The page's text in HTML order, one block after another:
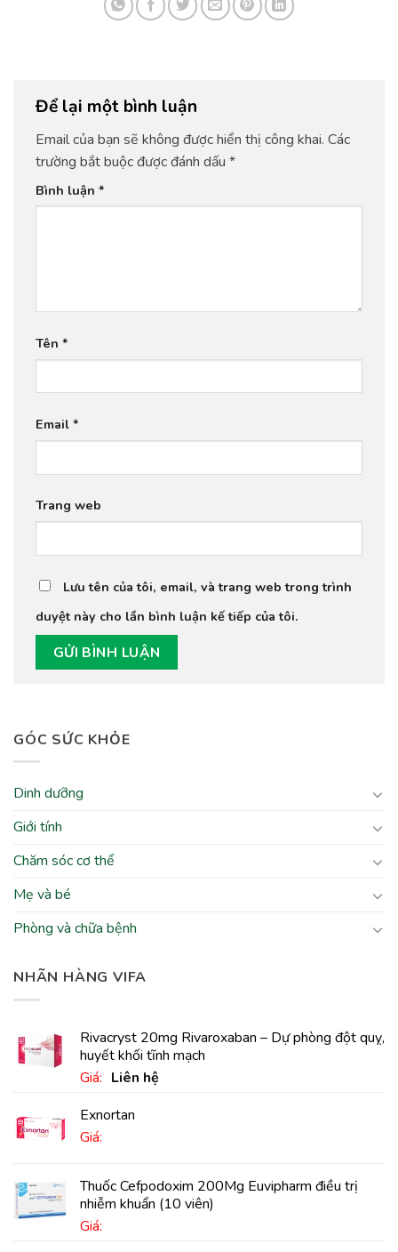
GÓC SỨC KHỎE
Dinh dưỡng
Giới tính
Chăm sóc cơ thể
Mẹ và bé
Phòng và chữa bệnh
NHÃN HÀNG VIFA
Rivacryst 20mg Rivaroxaban – Dự phòng đột quỵ,
huyết khối tĩnh mạch
Giá: Liên hệ
Exnortan
Giá:
Thuốc Cefpodoxim 200Mg Euvipharm điều trị
nhiễm khuẩn (10 viên)
Giá:
Để lại một bình luận
Email của bạn sẽ không được hiển thị công khai. Các
trường bắt buộc được đánh dấu *
Bình luận *
Tên *
Email *
Trang web
Lưu tên của tôi, email, và trang web trong trình
duyệt này cho lần bình luận kế tiếp của tôi.